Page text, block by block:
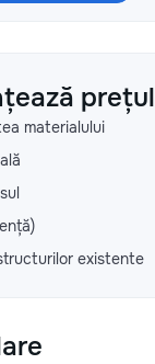
prețul
materialului
existente